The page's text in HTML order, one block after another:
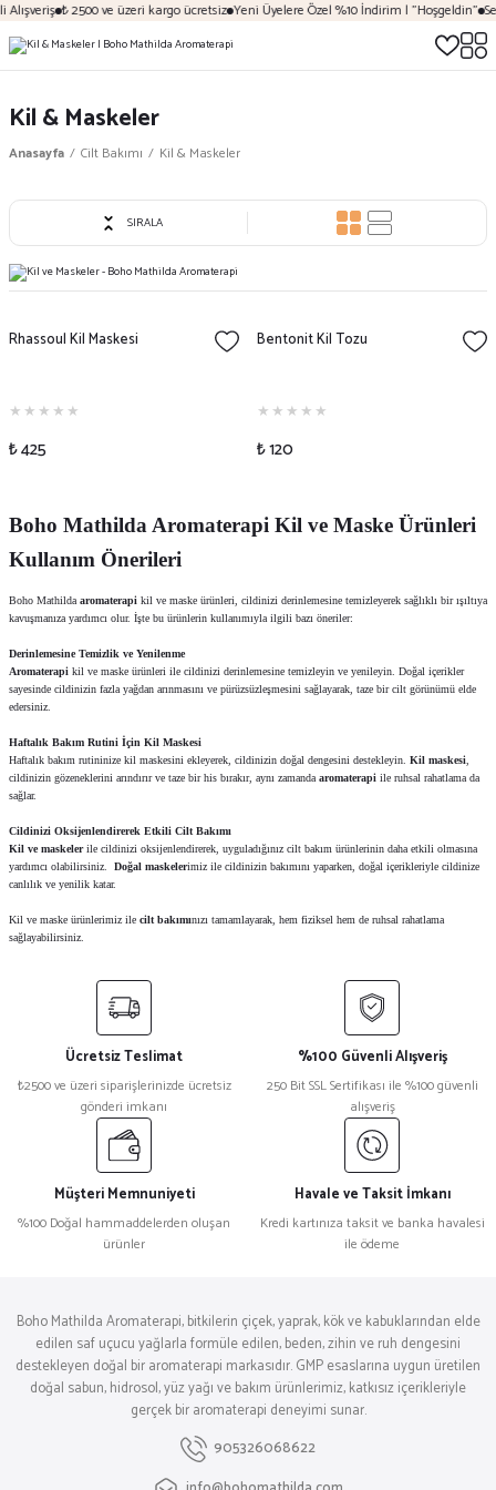
₺ 2500 ve üzeri kargo ücretsiz Yeni Üyelere Özel %10 İndirim | "Hoşgeldin"
Kil & Maskeler
Anasayfa Cilt Bakımı Kil & Maskeler
SIRALA
Rhassoul Kil Maskesi
₺ 425
Bentonit Kil Tozu
₺ 120
Boho Mathilda Aromaterapi Kil ve Maske Ürünleri
Kullanım Önerileri
Boho Mathilda aromaterapi kil ve maske ürünleri, cildinizi derinlemesine temizleyerek sağlıklı bir ışıltıya
kavuşmanıza yardımcı olur. İşte bu ürünlerin kullanımıyla ilgili bazı öneriler:
Derinlemesine Temizlik ve Yenilenme
Aromaterapi kil ve maske ürünleri ile cildinizi derinlemesine temizleyin ve yenileyin. Doğal içerikler
sayesinde cildinizin fazla yağdan arınmasını ve pürüzsüzleşmesini sağlayarak, taze bir cilt görünümü elde
edersiniz.
Haftalık Bakım Rutini İçin Kil Maskesi
Haftalık bakım rutininize kil maskesini ekleyerek, cildinizin doğal dengesini destekleyin. Kil maskesi
cildinizin gözeneklerini arındırır ve taze bir his bırakır, aynı zamanda aromaterapi ile ruhsal rahatlama da
sağlar.
Cildinizi Oksijenlendirerek Etkili Cilt Bakımı
Kil ve maskelerile cildinizi oksijenlendirerek, uyguladığınız cilt bakım ürünlerinin daha etkili olmasına
yardımcı olabilirsiniz. Doğal maskelerimiz ile cildinizin bakımını yaparken, doğal içerikleriyle cildinize
canlılık ve yenilik katar.
Kil ve maske ürünlerimiz ile cilt bakımınızı tamamlayarak, hem fiziksel hem de ruhsal rahatlama
sağlayabilirsiniz.
Ücretsiz Teslimat
₺2500 ve üzeri siparişlerinizde ücretsiz
gönderi imkanı
%100 Güvenli Alışveriş
250 Bit SSL Sertifikası ile %100 güvenli
alışveriş
Müşteri Memnuniyeti
%100 Doğal hammaddelerden oluşan
ürünler
Havale ve Taksit İmkanı
Kredi kartınıza taksit ve banka havalesi
ile ödeme
Boho Mathilda Aromaterapi, bitkilerin çiçek, yaprak, kök ve kabuklarından elde
edilen saf uçucu yağlarla formüle edilen, beden, zihin ve ruh dengesini
destekleyen doğal bir aromaterapi markasıdır. GMP esaslarına uygun üretilen
doğal sabun, hidrosol, yüz yağı ve bakım ürünlerimiz, katkısız içerikleriyle
gerçek bir aromaterapi deneyimi sunar.
905326068622